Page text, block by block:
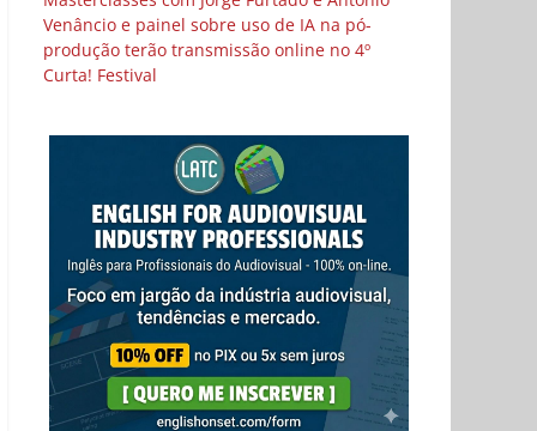
Venâncio e painel sobre uso de IA na pó-
produção terão transmissão online no 4º
Curta! Festival